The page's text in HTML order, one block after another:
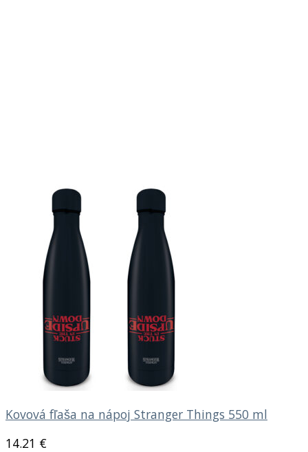
Kovová fľaša na nápoj Stranger Things 550 ml
14.21 €